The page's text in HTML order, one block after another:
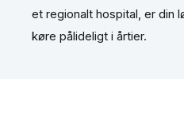
et regionalt hospital, er din
køre pålideligt i årtier.